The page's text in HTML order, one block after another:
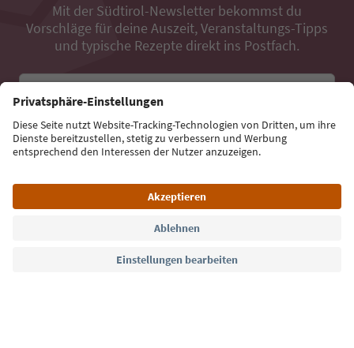
Mit der Südtirol-Newsletter bekommst du
Vorschläge für deine Auszeit, Veranstaltungs-Tipps
und typische Rezepte direkt ins Postfach.
Jetzt anmelden